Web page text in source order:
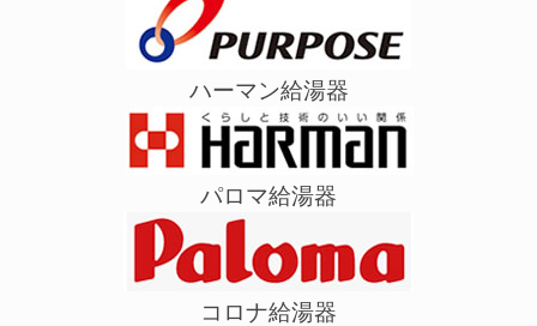
ハーマン給湯器
パロマ給湯器
コロナ給湯器